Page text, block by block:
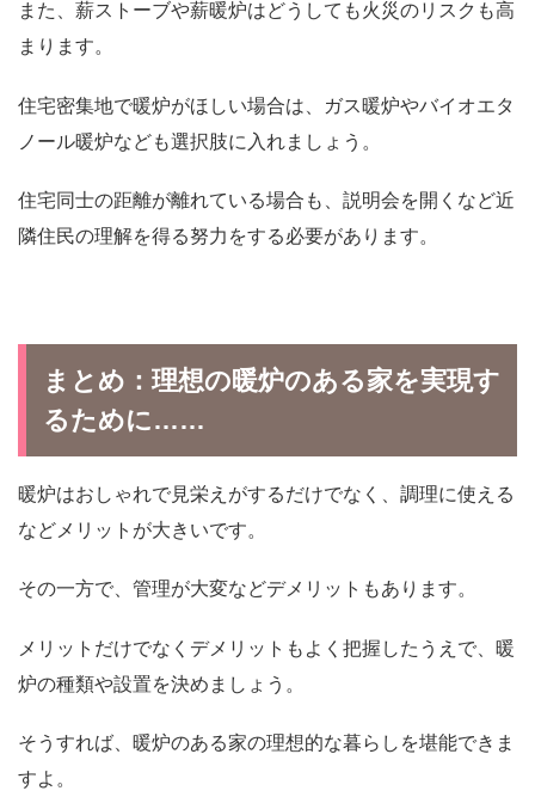
また、薪ストーブや薪暖炉はどうしても火災のリスクも高
まります。
住宅密集地で暖炉がほしい場合は、ガス暖炉やバイオエタ
ノール暖炉なども選択肢に入れましょう。
住宅同士の距離が離れている場合も、説明会を開くなど近
隣住民の理解を得る努力をする必要があります。
まとめ：理想の暖炉のある家を実現す
るために……
暖炉はおしゃれで見栄えがするだけでなく、調理に使える
などメリットが大きいです。
その一方で、管理が大変などデメリットもあります。
メリットだけでなくデメリットもよく把握したうえで、暖
炉の種類や設置を決めましょう。
そうすれば、暖炉のある家の理想的な暮らしを堪能できま
すよ。